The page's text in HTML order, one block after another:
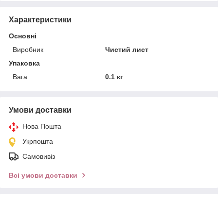
Характеристики
Основні
Виробник
Чистий лист
Упаковка
Вага
0.1 кг
Умови доставки
Нова Пошта
Укрпошта
Самовивіз
Всі умови доставки